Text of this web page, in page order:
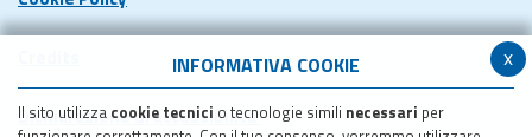
x
INFORMATIVA COOKIE
Il sito utilizza cookie tecnici o tecnologie simili necessari per
Dichiarazione di accessibilita'